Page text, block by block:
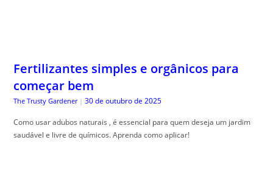
Fertilizantes simples e orgânicos para
começar bem
The Trusty Gardener | 30 de outubro de 2025
Como usar adubos naturais , é essencial para quem deseja um jardim
saudável e livre de químicos. Aprenda como aplicar!